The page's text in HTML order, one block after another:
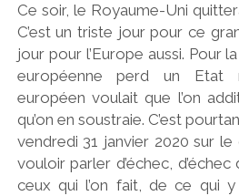
r
g
n
'
Ce soir, le Royaume-Uni
C’est un triste jour pour ce
jour pour l’Europe aussi. Pour
européenne perd un Etat
européen voulait que l’on
qu’on en soustraie. C’est
vendredi 31 janvier 2020 sur
vouloir parler d’échec, d’échec
ceux qui l’on fait, de ce qui